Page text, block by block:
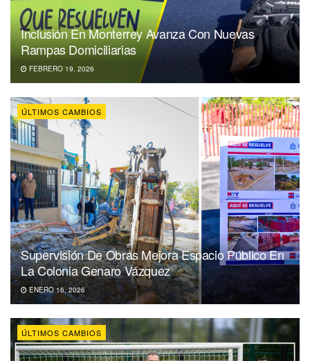
Inclusión En Monterrey Avanza Con Nuevas
Rampas Domiciliarias
FEBRERO 19, 2026
ÚLTIMOS CAMBIOS
Supervisión De Obras Mejora Espacio Público En
La Colonia Genaro Vázquez
ENERO 16, 2026
ÚLTIMOS CAMBIOS